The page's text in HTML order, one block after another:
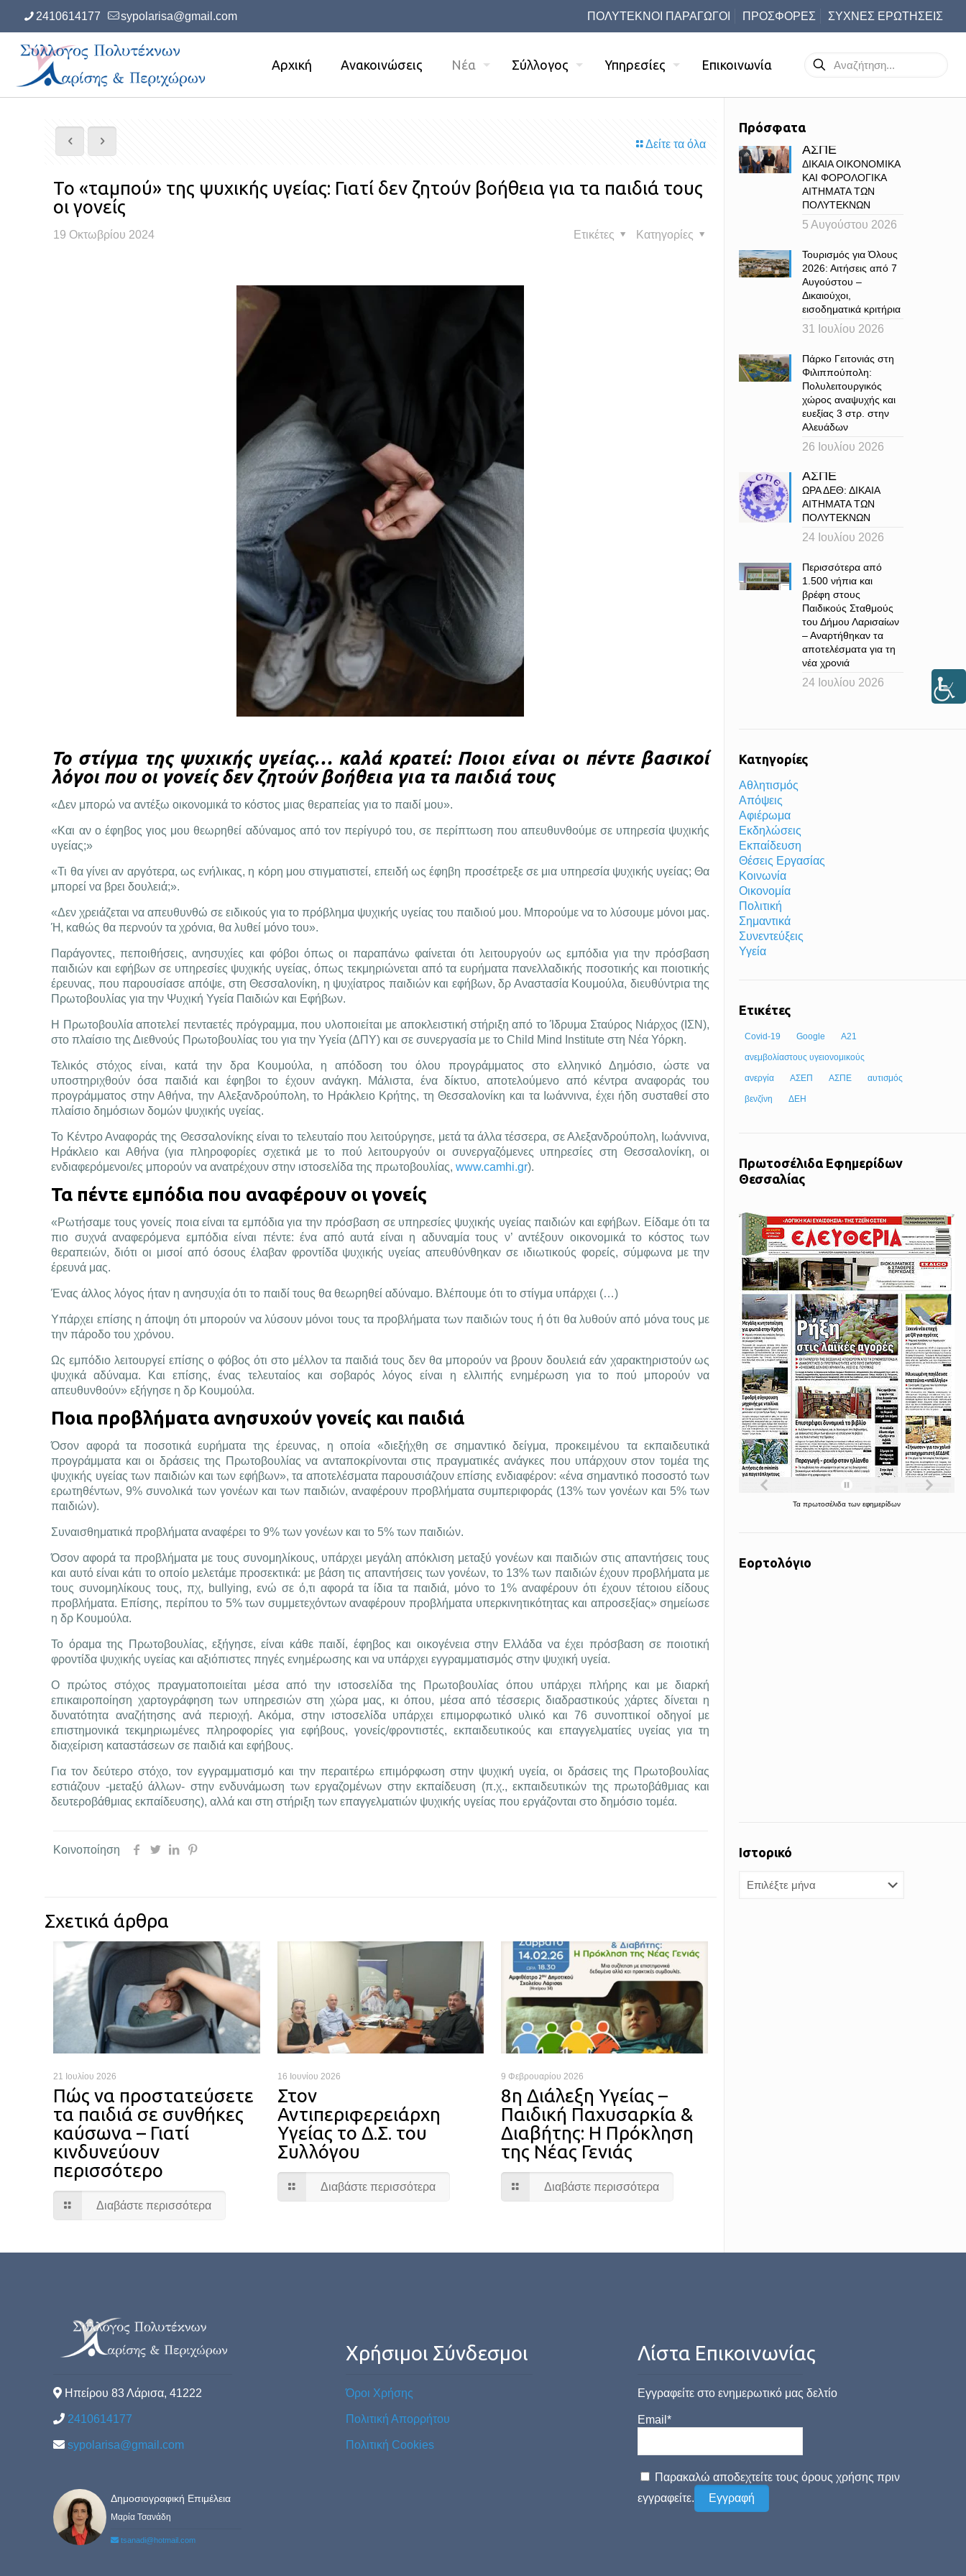
2410614177 sypolarisa@gmail.com ΠΟΛΥΤΕΚΝΟΙ ΠΑΡΑΓΩΓΟΙ ΠΡΟΣΦΟΡΕΣ ΣΥΧΝΕΣ ΕΡΩΤΗΣΕΙΣ
Αρχική Ανακοινώσεις Νέα Σύλλογος Υπηρεσίες Επικοινωνία
Δείτε τα όλα
Το «ταμπού» της ψυχικής υγείας: Γιατί δεν ζητούν βοήθεια για τα παιδιά τους
οι γονείς
19 Οκτωβρίου 2024 Κατηγορίες
Ετικέτες
Το στίγμα της ψυχικής υγείας… καλά κρατεί: Ποιοι είναι οι πέντε βασικοί
λόγοι που οι γονείς δεν ζητούν βοήθεια για τα παιδιά τους
«Δεν μπορώ να αντέξω οικονομικά το κόστος μιας θεραπείας για το παιδί μου».
«Και αν ο έφηβος γιος μου θεωρηθεί αδύναμος από τον περίγυρό του, σε περίπτωση που απευθυνθούμε σε υπηρεσία ψυχικής
υγείας;»
«Τι θα γίνει αν αργότερα, ως ενήλικας, η κόρη μου στιγματιστεί, επειδή ως έφηβη προσέτρεξε σε μια υπηρεσία ψυχικής υγείας; Θα
μπορεί να βρει δουλειά;».
«Δεν χρειάζεται να απευθυνθώ σε ειδικούς για το πρόβλημα ψυχικής υγείας του παιδιού μου. Μπορούμε να το λύσουμε μόνοι μας.
Ή, καθώς θα περνούν τα χρόνια, θα λυθεί μόνο του».
Παράγοντες, πεποιθήσεις, ανησυχίες και φόβοι όπως οι παραπάνω φαίνεται ότι λειτουργούν ως εμπόδια για την πρόσβαση
παιδιών και εφήβων σε υπηρεσίες ψυχικής υγείας, όπως τεκμηριώνεται από τα ευρήματα πανελλαδικής ποσοτικής και ποιοτικής
έρευνας, που παρουσίασε απόψε, στη Θεσσαλονίκη, η ψυχίατρος παιδιών και εφήβων, δρ Αναστασία Κουμούλα, διευθύντρια της
Πρωτοβουλίας για την Ψυχική Υγεία Παιδιών και Εφήβων.
Η Πρωτοβουλία αποτελεί πενταετές πρόγραμμα, που υλοποιείται με αποκλειστική στήριξη από το Ίδρυμα Σταύρος Νιάρχος (ΙΣΝ),
στο πλαίσιο της Διεθνούς Πρωτοβουλίας του για την Υγεία (ΔΠΥ) και σε συνεργασία με το Child Mind Institute στη Νέα Υόρκη.
Τελικός στόχος είναι, κατά την δρα Κουμούλα, η απόδοση του όλου προγράμματος στο ελληνικό Δημόσιο, ώστε να
υποστηριχθούν όσα παιδιά και έφηβοι το έχουν ανάγκη. Μάλιστα, ένα δίκτυο, αποτελούμενο από κέντρα αναφοράς του
προγράμματος στην Αθήνα, την Αλεξανδρούπολη, το Ηράκλειο Κρήτης, τη Θεσσαλονίκη και τα Ιωάννινα, έχει ήδη συσταθεί στο
πλαίσιο δημόσιων δομών ψυχικής υγείας.
Το Κέντρο Αναφοράς της Θεσσαλονίκης είναι το τελευταίο που λειτούργησε, μετά τα άλλα τέσσερα, σε Αλεξανδρούπολη, Ιωάννινα,
Ηράκλειο και Αθήνα (για πληροφορίες σχετικά με το πού λειτουργούν οι συνεργαζόμενες υπηρεσίες στη Θεσσαλονίκη, οι
ενδιαφερόμενοι/ες μπορούν να ανατρέχουν στην ιστοσελίδα της πρωτοβουλίας,www.camhi.gr).
Τα πέντε εμπόδια που αναφέρουν οι γονείς
«Ρωτήσαμε τους γονείς ποια είναι τα εμπόδια για την πρόσβαση σε υπηρεσίες ψυχικής υγείας παιδιών και εφήβων. Είδαμε ότι τα
πιο συχνά αναφερόμενα εμπόδια είναι πέντε: ένα από αυτά είναι η αδυναμία τους ν’ αντέξουν οικονομικά το κόστος των
θεραπειών, διότι οι μισοί από όσους έλαβαν φροντίδα ψυχικής υγείας απευθύνθηκαν σε ιδιωτικούς φορείς, σύμφωνα με την
έρευνά μας.
Ένας άλλος λόγος ήταν η ανησυχία ότι το παιδί τους θα θεωρηθεί αδύναμο. Βλέπουμε ότι το στίγμα υπάρχει (…)
Υπάρχει επίσης η άποψη ότι μπορούν να λύσουν μόνοι τους τα προβλήματα των παιδιών τους ή ότι θα λυθούν από μόνα τους με
την πάροδο του χρόνου.
Ως εμπόδιο λειτουργεί επίσης ο φόβος ότι στο μέλλον τα παιδιά τους δεν θα μπορούν να βρουν δουλειά εάν χαρακτηριστούν ως
ψυχικά αδύναμα. Και επίσης, ένας τελευταίος και σοβαρός λόγος είναι η ελλιπής ενημέρωση για το πού μπορούν να
απευθυνθούν» εξήγησε η δρ Κουμούλα.
Ποια προβλήματα ανησυχούν γονείς και παιδιά
Όσον αφορά τα ποσοτικά ευρήματα της έρευνας, η οποία «διεξήχθη σε σημαντικό δείγμα, προκειμένου τα εκπαιδευτικά
προγράμματα και οι δράσεις της Πρωτοβουλίας να ανταποκρίνονται στις πραγματικές ανάγκες που υπάρχουν στον τομέα της
ψυχικής υγείας των παιδιών και των εφήβων», τα αποτελέσματα παρουσιάζουν επίσης ενδιαφέρον: «ένα σημαντικό ποσοστό των
ερωτηθέντων, 9% συνολικά των γονέων και των παιδιών, αναφέρουν προβλήματα συμπεριφοράς (13% των γονέων και 5% των
παιδιών).
Συναισθηματικά προβλήματα αναφέρει το 9% των γονέων και το 5% των παιδιών.
Όσον αφορά τα προβλήματα με τους συνομηλίκους, υπάρχει μεγάλη απόκλιση μεταξύ γονέων και παιδιών στις απαντήσεις τους
και αυτό είναι κάτι το οποίο μελετάμε προσεκτικά: με βάση τις απαντήσεις των γονέων, το 13% των παιδιών έχουν προβλήματα με
τους συνομηλίκους τους, πχ, bullying, ενώ σε ό,τι αφορά τα ίδια τα παιδιά, μόνο το 1% αναφέρουν ότι έχουν τέτοιου είδους
προβλήματα. Επίσης, περίπου το 5% των συμμετεχόντων αναφέρουν προβλήματα υπερκινητικότητας και απροσεξίας» σημείωσε
η δρ Κουμούλα.
Το όραμα της Πρωτοβουλίας, εξήγησε, είναι κάθε παιδί, έφηβος και οικογένεια στην Ελλάδα να έχει πρόσβαση σε ποιοτική
φροντίδα ψυχικής υγείας και αξιόπιστες πηγές ενημέρωσης και να υπάρχει εγγραμματισμός στην ψυχική υγεία.
Ο πρώτος στόχος πραγματοποιείται μέσα από την ιστοσελίδα της Πρωτοβουλίας όπου υπάρχει πλήρης και με διαρκή
επικαιροποίηση χαρτογράφηση των υπηρεσιών στη χώρα μας, κι όπου, μέσα από τέσσερις διαδραστικούς χάρτες δίνεται η
δυνατότητα αναζήτησης ανά περιοχή. Ακόμα, στην ιστοσελίδα υπάρχει επιμορφωτικό υλικό και 76 συνοπτικοί οδηγοί με
επιστημονικά τεκμηριωμένες πληροφορίες για εφήβους, γονείς/φροντιστές, εκπαιδευτικούς και επαγγελματίες υγείας για τη
διαχείριση καταστάσεων σε παιδιά και εφήβους.
Για τον δεύτερο στόχο, τον εγγραμματισμό και την περαιτέρω επιμόρφωση στην ψυχική υγεία, οι δράσεις της Πρωτοβουλίας
εστιάζουν -μεταξύ άλλων- στην ενδυνάμωση των εργαζομένων στην εκπαίδευση (π.χ., εκπαιδευτικών της πρωτοβάθμιας και
δευτεροβάθμιας εκπαίδευσης), αλλά και στη στήριξη των επαγγελματιών ψυχικής υγείας που εργάζονται στο δημόσιο τομέα.
Κοινοποίηση
Σχετικά άρθρα
21 Ιουλίου 2026
Πώς να προστατεύσετε
τα παιδιά σε συνθήκες
καύσωνα – Γιατί
κινδυνεύουν
περισσότερο
Διαβάστε περισσότερα
16 Ιουνίου 2026
Στον
Αντιπεριφερειάρχη
Υγείας το Δ.Σ. του
Συλλόγου
Διαβάστε περισσότερα
9 Φεβρουαρίου 2026
8η Διάλεξη Υγείας –
Παιδική Παχυσαρκία &
Διαβήτης: Η Πρόκληση
της Νέας Γενιάς
Διαβάστε περισσότερα
Πρόσφατα
ΑΣΠΕ
ΔΙΚΑΙΑ ΟΙΚΟΝΟΜΙΚΑ
ΚΑΙ ΦΟΡΟΛΟΓΙΚΑ
ΑΙΤΗΜΑΤΑ ΤΩΝ
ΠΟΛΥΤΕΚΝΩΝ
5 Αυγούστου 2026
Τουρισμός για Όλους
2026: Αιτήσεις από 7
Αυγούστου –
Δικαιούχοι,
εισοδηματικά κριτήρια
31 Ιουλίου 2026
Πάρκο Γειτονιάς στη
Φιλιππούπολη:
Πολυλειτουργικός
χώρος αναψυχής και
ευεξίας 3 στρ. στην
Αλευάδων
26 Ιουλίου 2026
ΑΣΠΕ
ΩΡΑ ΔΕΘ: ΔΙΚΑΙΑ
ΑΙΤΗΜΑΤΑ ΤΩΝ
ΠΟΛΥΤΕΚΝΩΝ
24 Ιουλίου 2026
Περισσότερα από
1.500 νήπια και
βρέφη στους
Παιδικούς Σταθμούς
του Δήμου Λαρισαίων
– Αναρτήθηκαν τα
αποτελέσματα για τη
νέα χρονιά
24 Ιουλίου 2026
Κατηγορίες
Αθλητισμός
Απόψεις
Αφιέρωμα
Εκδηλώσεις
Εκπαίδευση
Θέσεις Εργασίας
Κοινωνία
Οικονομία
Πολιτική
Σημαντικά
Συνεντεύξεις
Υγεία
Ετικέτες
Covid-19 Google Α21
ανεμβολίαστους υγειονομικούς
ανεργία ΑΣΕΠ ΑΣΠΕ αυτισμός
βενζίνη ΔΕΗ
Πρωτοσέλιδα Εφημερίδων
Θεσσαλίας
Τα πρωτοσέλιδα των εφημερίδων
Εορτολόγιο
Ιστορικό
Ηπείρου 83 Λάρισα, 41222
2410614177
sypolarisa@gmail.com
Δημοσιογραφική Επιμέλεια
Μαρία Τσανάδη
tsanadi@hotmail.com
Χρήσιμοι Σύνδεσμοι
Όροι Χρήσης
Πολιτική Απορρήτου
Πολιτική Cookies
Λίστα Επικοινωνίας
Εγγραφείτε στο ενημερωτικό μας δελτίο
Email*
Παρακαλώ αποδεχτείτε τους όρους χρήσης πριν
εγγραφείτε.